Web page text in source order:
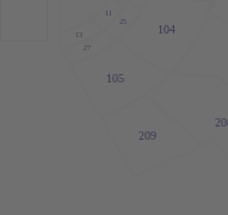
25
27
13 104
105
209